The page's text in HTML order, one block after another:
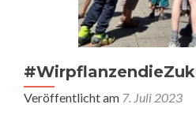
Veröffentlicht am 7. Juli 2023